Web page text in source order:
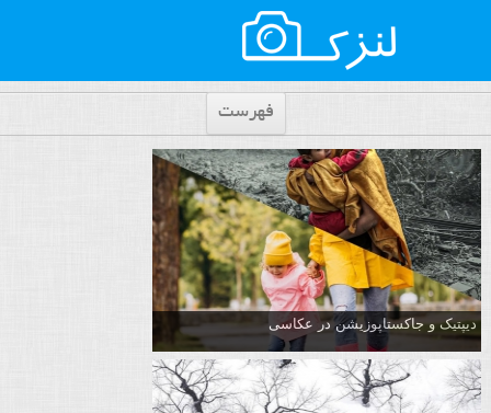
فهرست
دیپتیک و جاکستا‌پوزیشن در عکاسی